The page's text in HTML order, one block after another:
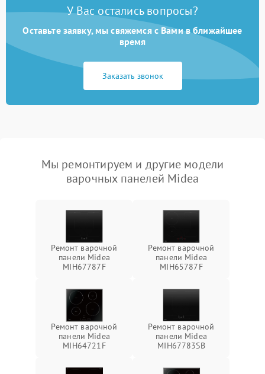
У Вас остались вопросы?
Оставьте заявку, мы свяжемся с Вами в ближайшее
время
Заказать звонок
Мы ремонтируем и другие модели
варочных панелей Midea
Ремонт варочной
панели Midea
MIH67787F
Ремонт варочной
панели Midea
MIH65787F
Ремонт варочной
панели Midea
MIH64721F
Ремонт варочной
панели Midea
MIH67783SB